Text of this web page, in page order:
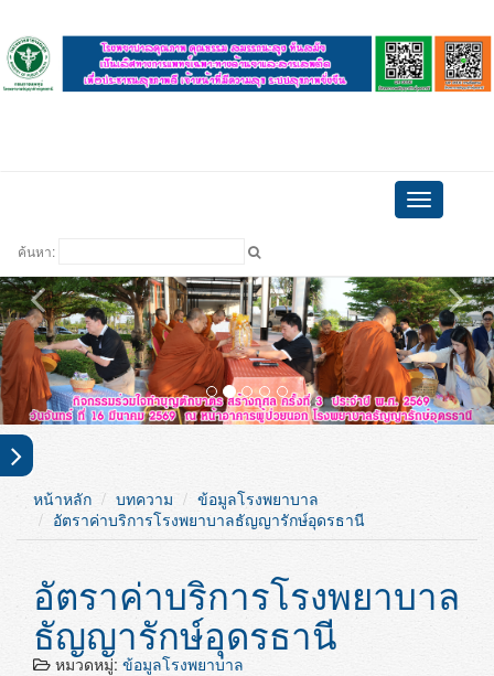
Toggle
navigation
ค้นหา:
หน้าหลัก บทความ
ข้อมูลโรงพยาบาล
อัตราค่าบริการโรงพยาบาลธัญญารักษ์อุดรธานี
อัตราค่าบริการโรงพยาบาล
ธัญญารักษ์อุดรธานี
หมวดหมู่: ข้อมูลโรงพยาบาล